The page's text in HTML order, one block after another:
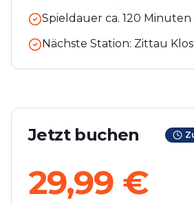
Spieldauer ca. 120 Minuten
Nächste Station: Zittau
Jetzt buchen
29,99 €